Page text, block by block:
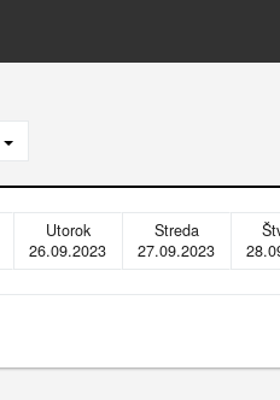
Utorok
26.09.2023
Streda
27.09.2023